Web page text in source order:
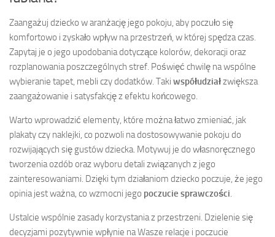
Zaangażuj dziecko w aranżację jego pokoju, aby poczuło się
komfortowo i zyskało wpływ na przestrzeń, w której spędza czas.
Zapytaj je o jego upodobania dotyczące kolorów, dekoracji oraz
rozplanowania poszczególnych stref. Poświęć chwilę na wspólne
wybieranie tapet, mebli czy dodatków. Taki współudziałzwiększa
zaangażowanie i satysfakcję z efektu końcowego.
Warto wprowadzić elementy, które można łatwo zmieniać, jak
plakaty czy naklejki, co pozwoli na dostosowywanie pokoju do
rozwijających się gustów dziecka. Motywuj je do własnoręcznego
tworzenia ozdób oraz wyboru detali związanych z jego
zainteresowaniami. Dzięki tym działaniom dziecko poczuje, że jego
opinia jest ważna, co wzmocni jego poczucie sprawczości.
Ustalcie wspólnie zasady korzystania z przestrzeni. Dzielenie się
decyzjami pozytywnie wpłynie na Wasze relacje i poczucie